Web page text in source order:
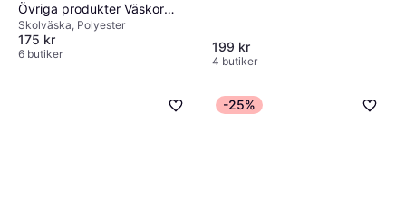
Övriga produkter Väskor
svart Storlek ONE-SIZE
Skolväska, Polyester
175 kr
6 butiker 199 kr
4 butiker
-25%